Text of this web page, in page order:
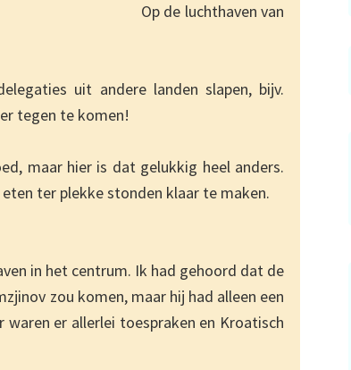
Op de luchthaven van
uit andere landen slapen, bijv.
tegen te komen!
maar hier is dat gelukkig heel anders.
ter plekke stonden klaar te maken.
in het centrum. Ik had gehoord dat de
zou komen, maar hij had alleen een
waren er allerlei toespraken en Kroatisch